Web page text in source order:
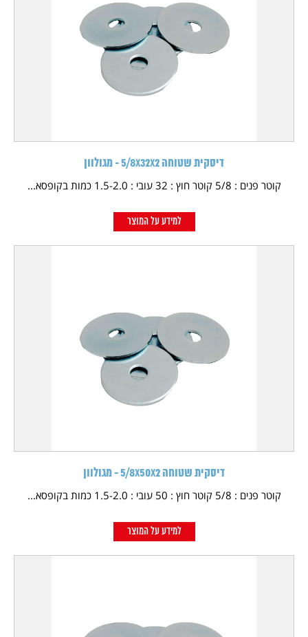
דיסקית שטוחה 5/8X32X2 - מגולוון
קוטר פנים : 5/8 קוטר חוץ : 32 עובי : 1.5-2.0 כמות בקופסא...
למידע על המוצר
דיסקית שטוחה 5/8X50X2 - מגולוון
קוטר פנים : 5/8 קוטר חוץ : 50 עובי : 1.5-2.0 כמות בקופסא...
למידע על המוצר